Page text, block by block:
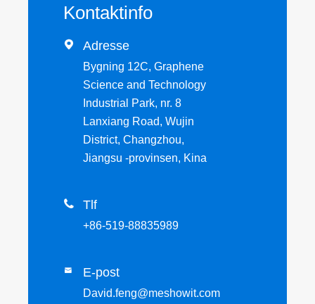
Kontaktinfo
 Adresse
Bygning 12C, Graphene
Science and Technology
Industrial Park, nr. 8
Lanxiang Road, Wujin
District, Changzhou,
Jiangsu -provinsen, Kina
 Tlf
+86-519-88835989
 E-post
David.feng@meshowit.com